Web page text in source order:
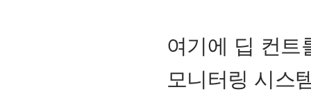
여기에 딥 컨트
모니터링 시스